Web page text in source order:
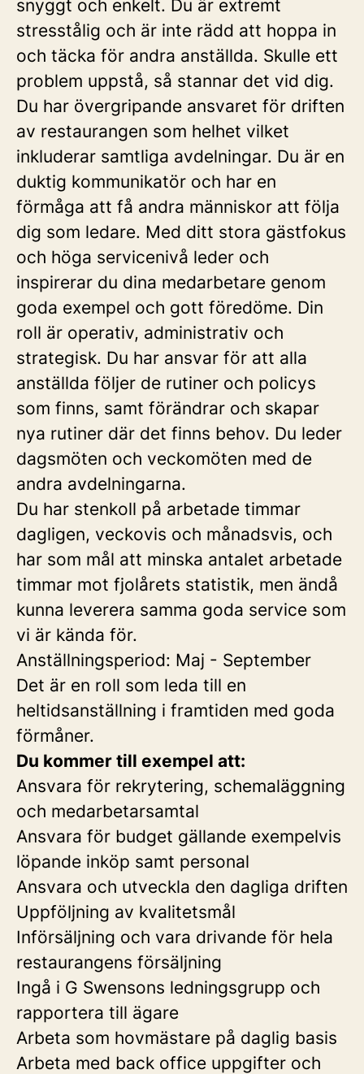
snyggt och enkelt. Du är extremt
stresstålig och är inte rädd att hoppa in
och täcka för andra anställda. Skulle ett
problem uppstå, så stannar det vid dig.
Du har övergripande ansvaret för driften
av restaurangen som helhet vilket
inkluderar samtliga avdelningar. Du är en
duktig kommunikatör och har en
förmåga att få andra människor att följa
dig som ledare. Med ditt stora gästfokus
och höga servicenivå leder och
inspirerar du dina medarbetare genom
goda exempel och gott föredöme. Din
roll är operativ, administrativ och
strategisk. Du har ansvar för att alla
anställda följer de rutiner och policys
som finns, samt förändrar och skapar
nya rutiner där det finns behov. Du leder
dagsmöten och veckomöten med de
andra avdelningarna.
Du har stenkoll på arbetade timmar
dagligen, veckovis och månadsvis, och
har som mål att minska antalet arbetade
timmar mot fjolårets statistik, men ändå
kunna leverera samma goda service som
vi är kända för.
Anställningsperiod: Maj - September
Det är en roll som leda till en
heltidsanställning i framtiden med goda
förmåner.
Du kommer till exempel att:
Ansvara för rekrytering, schemaläggning
och medarbetarsamtal
Ansvara för budget gällande exempelvis
löpande inköp samt personal
Ansvara och utveckla den dagliga driften
Uppföljning av kvalitetsmål
Införsäljning och vara drivande för hela
restaurangens försäljning
Ingå i G Swensons ledningsgrupp och
rapportera till ägare
Arbeta som hovmästare på daglig basis
Arbeta med back office uppgifter och